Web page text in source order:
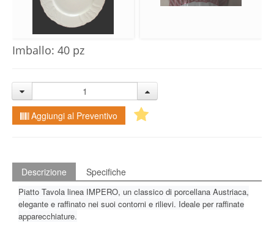
Imballo: 40 pz
Aggiungi al Preventivo
Descrizione Specifiche
Piatto Tavola linea IMPERO, un classico di porcellana Austriaca,
elegante e raffinato nei suoi contorni e rilievi. Ideale per raffinate
apparecchiature.